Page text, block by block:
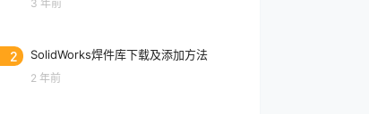
3 年前
2 SolidWorks焊件库下载及添加方法
2 年前